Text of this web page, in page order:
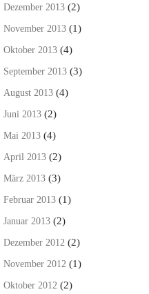
Dezember 2013 (2)
November 2013 (1)
Oktober 2013 (4)
September 2013 (3)
August 2013 (4)
Juni 2013 (2)
Mai 2013 (4)
April 2013 (2)
März 2013 (3)
Februar 2013 (1)
Januar 2013 (2)
Dezember 2012 (2)
November 2012 (1)
Oktober 2012 (2)